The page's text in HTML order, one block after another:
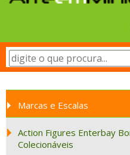
Marcas e Escalas
Action Figures Enterbay
Colecionáveis